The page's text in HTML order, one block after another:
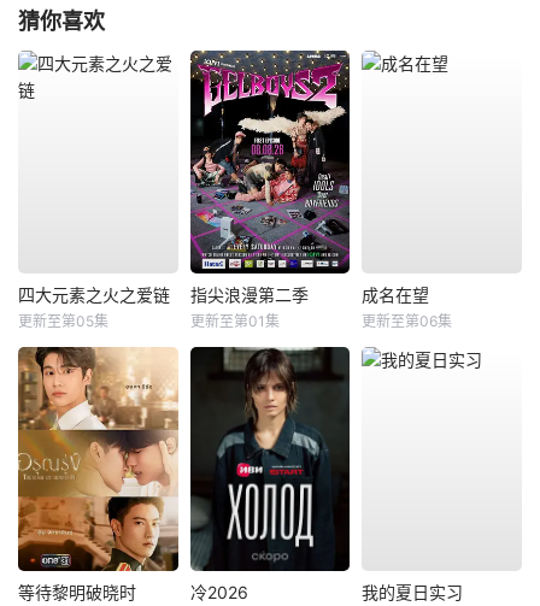
猜你喜欢
四大元素之火之爱链
更新至第05集
指尖浪漫第二季
更新至第01集
成名在望
更新至第06集
等待黎明破晓时 冷2026 我的夏日实习